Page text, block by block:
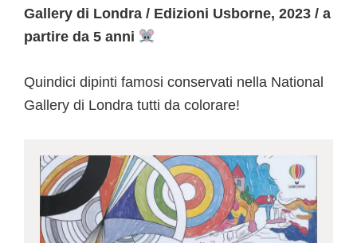
Gallery di Londra / Edizioni Usborne, 2023 / a
partire da 5 anni
Quindici dipinti famosi conservati nella National
Gallery di Londra tutti da colorare!